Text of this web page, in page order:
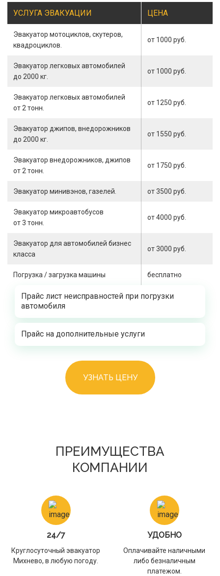
УСЛУГА ЭВАКУАЦИИ ЦЕНА
Эвакуатор мотоциклов, скутеров,
квадроциклов.
от 1000 руб.
Эвакуатор легковых автомобилей
до 2000 кг.
от 1000 руб.
Эвакуатор легковых автомобилей
от 2 тонн.
от 1250 руб.
Эвакуатор джипов, внедорожников
до 2000 кг.
от 1550 руб.
Эвакуатор внедорожников, джипов
от 2 тонн.
от 1750 руб.
Эвакуатор минивэнов, газелей. от 3500 руб.
Эвакуатор микроавтобусов
от 3 тонн.
от 4000 руб.
Эвакуатор для автомобилей бизнес
класса
от 3000 руб.
Погрузка / загрузка машины бесплатно
Прайс лист неисправностей при погрузки
автомобиля
Прайс на дополнительные услуги
УЗНАТЬ ЦЕНУ
ПРЕИМУЩЕСТВА
КОМПАНИИ
24/7
Круглосуточный эвакуатор
Михнево, в любую погоду.
УДОБНО
Оплачивайте наличными
либо безналичным
платежом.